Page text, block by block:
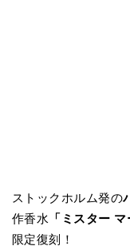
ストックホルム発の
作香水 「ミスター
限定復刻！